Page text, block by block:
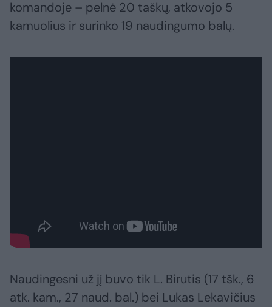
komandoje – pelnė 20 taškų, atkovojo 5
kamuolius ir surinko 19 naudingumo balų.
Naudingesni už jį buvo tik L. Birutis (17 tšk., 6
atk. kam., 27 naud. bal.) bei Lukas Lekavičius